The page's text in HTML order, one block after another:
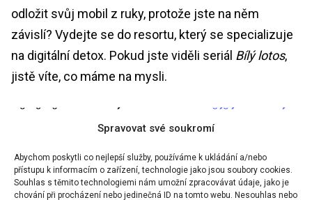
Spravovat své soukromí
Abychom poskytli co nejlepší služby, používáme k ukládání a/nebo
přístupu k informacím o zařízení, technologie jako jsou soubory cookies.
Souhlas s těmito technologiemi nám umožní zpracovávat údaje, jako je
chování při procházení nebo jedinečná ID na tomto webu. Nesouhlas nebo
odložit svůj mobil z ruky, protože jste na něm
závislí? Vydejte se do resortu, který se specializuje
na digitální detox. Pokud jste viděli seriál Bílý lotos,
jistě víte, co máme na mysli.
PŘEČTĚTE SI TAKÉ:
TIKTOKEM SE ŠÍŘÍ BIZARNÍ
CESTOVATELSKÝ TREND RAW DOGGING, KTERÝ
NESTOJÍ ZA ZKOUŠKU